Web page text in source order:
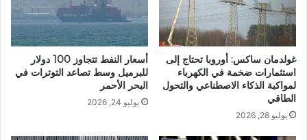
غولدمان ساكس: أوروبا تحتاج إلى
استثمارات ضخمة في الكهرباء
لمواكبة الذكاء الاصطناعي والتحول
الطاقي
يوليو 28, 2026
أسعار النفط تتجاوز 100 دولار
للبرميل وسط تصاعد التوترات في
البحر الأحمر
يوليو 24, 2026